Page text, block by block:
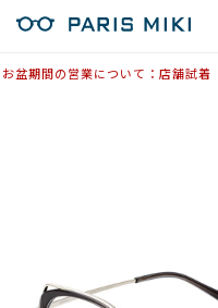
お盆期間の営業について：店舗試